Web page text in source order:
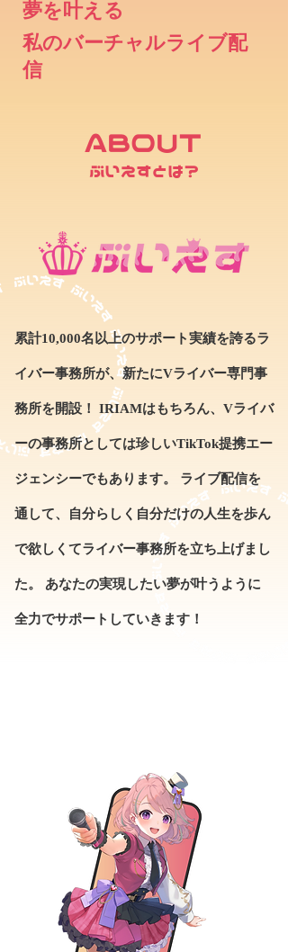
夢を叶える
私のバーチャルライブ配
信
ABOUT
ぶいえすとは？
累計10,000名以上のサポート実績を誇るラ
イバー事務所が、新たにVライバー専門事
務所を開設！ IRIAMはもちろん、Vライバ
ーの事務所としては珍しいTikTok提携エー
ジェンシーでもあります。 ライブ配信を
通して、自分らしく自分だけの人生を歩ん
で欲しくてライバー事務所を立ち上げまし
た。 あなたの実現したい夢が叶うように
全力でサポートしていきます！